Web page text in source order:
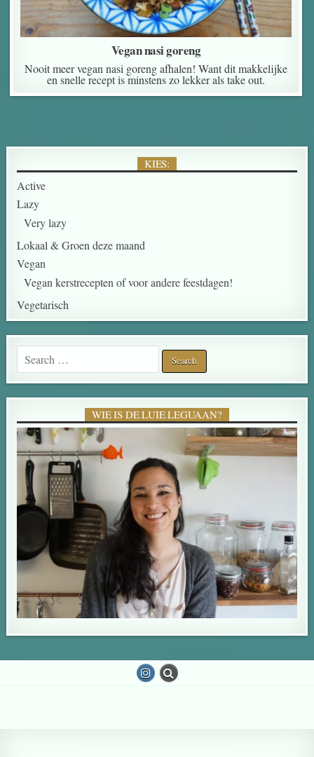
Vegan nasi goreng
Nooit meer vegan nasi goreng afhalen! Want dit makkelijke
en snelle recept is minstens zo lekker als take out.
KIES:
Active
Lazy
Very lazy
Lokaal & Groen deze maand
Vegan
Vegan kerstrecepten of voor andere feestdagen!
Vegetarisch
Search for:
WIE IS DE LUIE LEGUAAN?